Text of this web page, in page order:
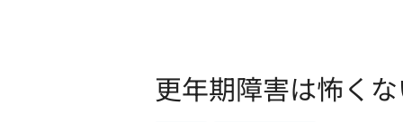
更年期障害は怖く